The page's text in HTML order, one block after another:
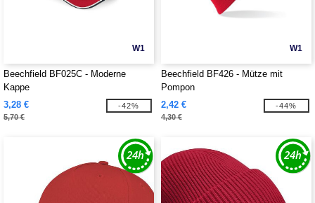
W1
Beechfield BF025C - Moderne
Kappe
3,28 €
5,70 €
-42%
W1
Beechfield BF426 - Mütze mit
Pompon
2,42 €
4,30 €
-44%